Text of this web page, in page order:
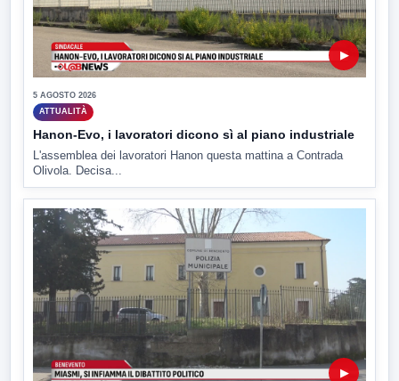
▶
5 AGOSTO 2026
ATTUALITÀ
Hanon-Evo, i lavoratori dicono sì al piano industriale
L'assemblea dei lavoratori Hanon questa mattina a Contrada
Olivola. Decisa...
▶